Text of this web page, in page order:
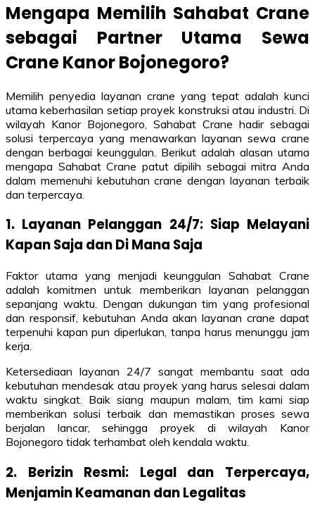
Mengapa Memilih Sahabat Crane
sebagai Partner Utama Sewa
Crane Kanor Bojonegoro?
Memilih penyedia layanan crane yang tepat adalah kunci
utama keberhasilan setiap proyek konstruksi atau industri. Di
wilayah Kanor Bojonegoro, Sahabat Crane hadir sebagai
solusi terpercaya yang menawarkan layanan sewa crane
dengan berbagai keunggulan. Berikut adalah alasan utama
mengapa Sahabat Crane patut dipilih sebagai mitra Anda
dalam memenuhi kebutuhan crane dengan layanan terbaik
dan terpercaya.
1. Layanan Pelanggan 24/7: Siap Melayani
Kapan Saja dan Di Mana Saja
Faktor utama yang menjadi keunggulan Sahabat Crane
adalah komitmen untuk memberikan layanan pelanggan
sepanjang waktu. Dengan dukungan tim yang profesional
dan responsif, kebutuhan Anda akan layanan crane dapat
terpenuhi kapan pun diperlukan, tanpa harus menunggu jam
kerja.
Ketersediaan layanan 24/7 sangat membantu saat ada
kebutuhan mendesak atau proyek yang harus selesai dalam
waktu singkat. Baik siang maupun malam, tim kami siap
memberikan solusi terbaik dan memastikan proses sewa
berjalan lancar, sehingga proyek di wilayah Kanor
Bojonegoro tidak terhambat oleh kendala waktu.
2. Berizin Resmi: Legal dan Terpercaya,
Menjamin Keamanan dan Legalitas